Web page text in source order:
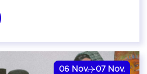
06 Nov. 07 Nov.